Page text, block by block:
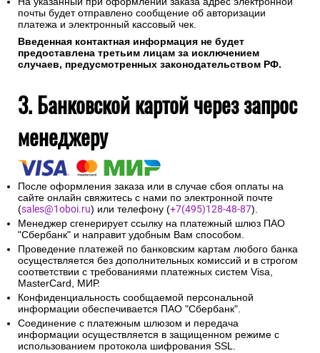
почты будет отправлено сообщение об авторизации
платежа и электронный кассовый чек.
Введенная контактная информация не будет
предоставлена третьим лицам за исключением
случаев, предусмотренных законодательством РФ.
3. Банковской картой через запрос
менеджеру
После оформления заказа или в случае сбоя оплаты на
сайте онлайн свяжитесь с нами по электронной почте
(sales@1oboi.ru) или телефону (+7(495)128-48-87).
Менеджер сгенерирует ссылку на платежный шлюз ПАО
"Сбербанк" и направит удобным Вам способом.
Проведение платежей по банковским картам любого банка
осуществляется без дополнительных комиссий и в строгом
соответствии с требованиями платежных систем Visa,
MasterCard, МИР.
Конфиденциальность сообщаемой персональной
информации обеспечивается ПАО "Сбербанк".
Соединение с платежным шлюзом и передача
информации осуществляется в защищенном режиме с
использованием протокола шифрования SSL.